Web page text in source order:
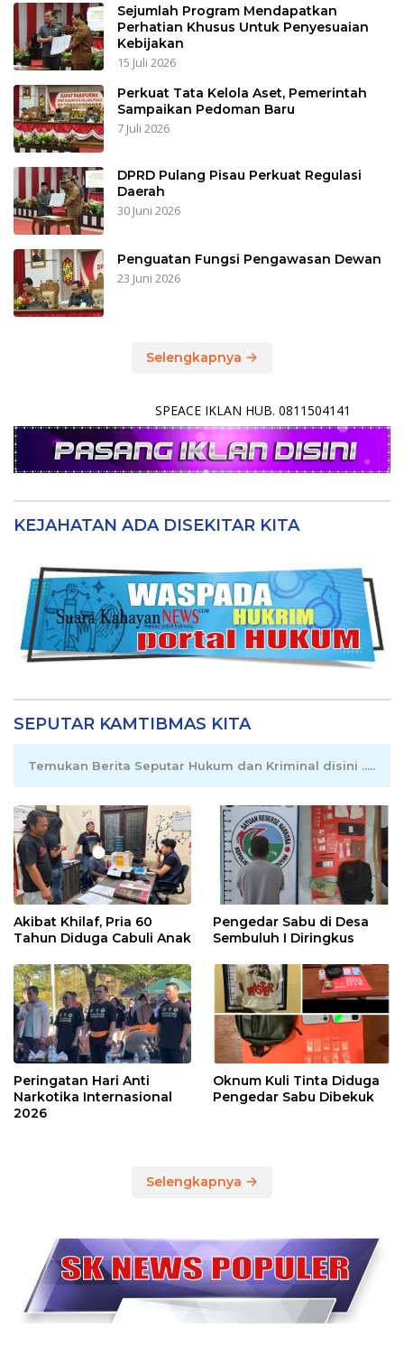
Sejumlah Program Mendapatkan
Perhatian Khusus Untuk Penyesuaian
Kebijakan
15 Juli 2026
Perkuat Tata Kelola Aset, Pemerintah
Sampaikan Pedoman Baru
7 Juli 2026
DPRD Pulang Pisau Perkuat Regulasi
Daerah
30 Juni 2026
Penguatan Fungsi Pengawasan Dewan
23 Juni 2026
Selengkapnya
SPEACE IKLAN HUB. 0811504141
KEJAHATAN ADA DISEKITAR KITA
SEPUTAR KAMTIBMAS KITA
Temukan Berita Seputar Hukum dan Kriminal disini .....
Akibat Khilaf, Pria 60
Tahun Diduga Cabuli Anak
Pengedar Sabu di Desa
Sembuluh I Diringkus
Peringatan Hari Anti
Narkotika Internasional
2026
Oknum Kuli Tinta Diduga
Pengedar Sabu Dibekuk
Selengkapnya